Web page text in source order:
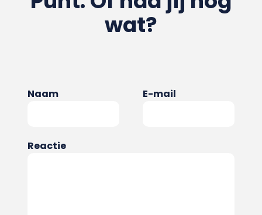
wat?
Naam E-mail
Reactie